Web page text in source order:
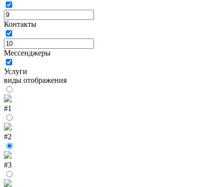
Контакты
Мессенджеры
Услуги
виды отображения
#1
#2
#3